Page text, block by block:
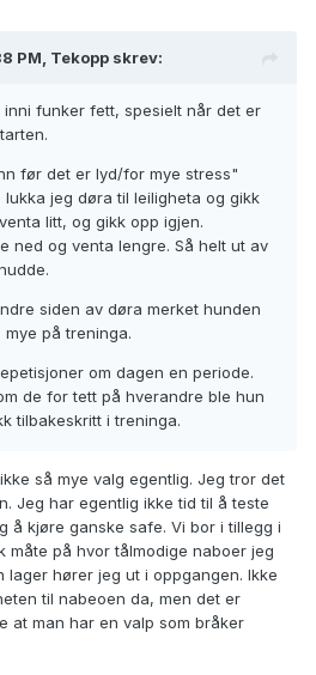
PM, Tekopp skrev:
inni funker fett, spesielt når det er
før det er lyd/for mye stress"
jeg døra til leiligheta og gikk
litt, og gikk opp igjen.
ned og venta lengre. Så helt ut av
siden av døra merket hunden
på treninga.
om dagen en periode.
de for tett på hverandre ble hun
tilbakeskritt i treninga.
så mye valg egentlig. Jeg tror det
Jeg har egentlig ikke tid til å teste
å kjøre ganske safe. Vi bor i tillegg i
måte på hvor tålmodige naboer jeg
lager hører jeg ut i oppgangen. Ikke
til nabeoen da, men det er
at man har en valp som bråker